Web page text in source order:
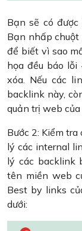
Bạn sẽ có
Bạn nhấp chuột
để biết vì sao
họa đều báo
xóa. Nếu các
backlink này,
quản trị web
Bước 2: Kiểm
lý các internal
lý các backlink
tên miền web
Best by links
dưới: